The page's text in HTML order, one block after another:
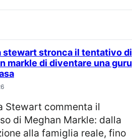
markle di diventare una guru
di Meghan Markle: dalla
alla famiglia reale, fino